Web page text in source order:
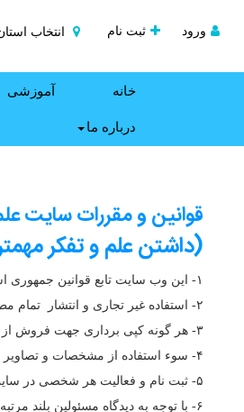
ورود ثبت نام انتخاب
خانه آموزشی
درباره ما
قوانین و مقررات سایت
(داشتن علم و تفکر
۱- این وب سایت تابع قوانین جمهوری اسلامی ایران می باشد.
۲- استفاده غیر تجاری و انتشار تمام مطالب علمی و آموزشی سایت برای عموم با ذکر منبع آزاد است .
۳- هر گونه کپی برداری جهت فروش از مطالب سایت غیر قانونی بوده و حق پیگیری از طریق مراجع قانونی برای متولیان سایت محفوظ می باشد .
۴- سوء استفاده از مشخصات و تصاویر خصوصی کاربران ممنوع بوده و پیگرد قانونی دارد.
۵- ثبت نام و فعالیت هر شخصی در سایت با هر زبان ، نژاد و هر محل سکونتی در سایت آزاد است.
۶- با توجه به دیدگاه مسئولین بلند مرتبه جمهوری اسلامی ایران مبنی بر دوستی بین اقوام و ادیان ، توهین به هر شخص ، نژاد ، قوم و زبانی در این سایت ممنوع می باشد.